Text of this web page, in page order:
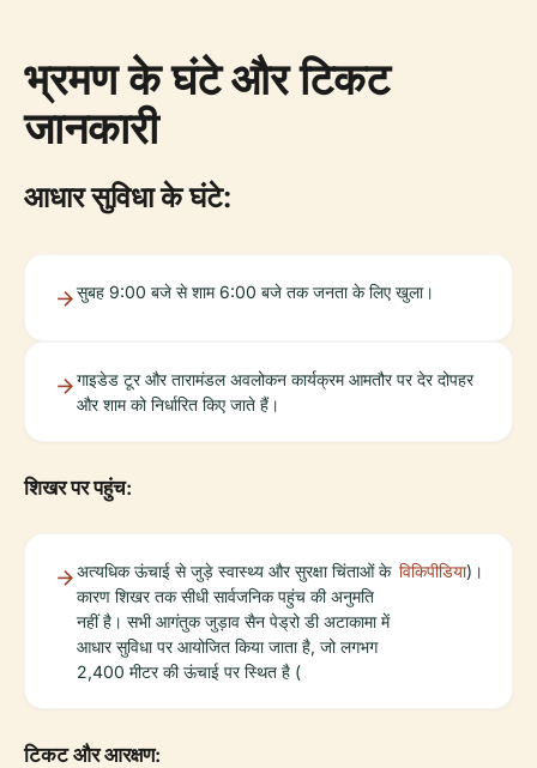
भ्रमण के घंटे और टिकट
जानकारी
आधार सुविधा के घंटे:
सुबह 9:00 बजे से शाम 6:00 बजे तक जनता के लिए खुला।
गाइडेड टूर और तारामंडल अवलोकन कार्यक्रम आमतौर पर देर दोपहर
और शाम को निर्धारित किए जाते हैं।
शिखर पर पहुंच:
अत्यधिक ऊंचाई से जुड़े स्वास्थ्य और सुरक्षा चिंताओं के
कारण शिखर तक सीधी सार्वजनिक पहुंच की अनुमति
नहीं है। सभी आगंतुक जुड़ाव सैन पेड्रो डी अटाकामा में
आधार सुविधा पर आयोजित किया जाता है, जो लगभग
2,400 मीटर की ऊंचाई पर स्थित है (
विकिपीडिया)।
टिकट और आरक्षण: